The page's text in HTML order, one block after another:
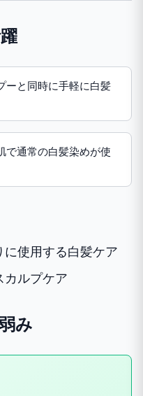
ーと同時に手軽に白髪
で通常の白髪染めが使
に使用する白髪ケア
カルプケア
み